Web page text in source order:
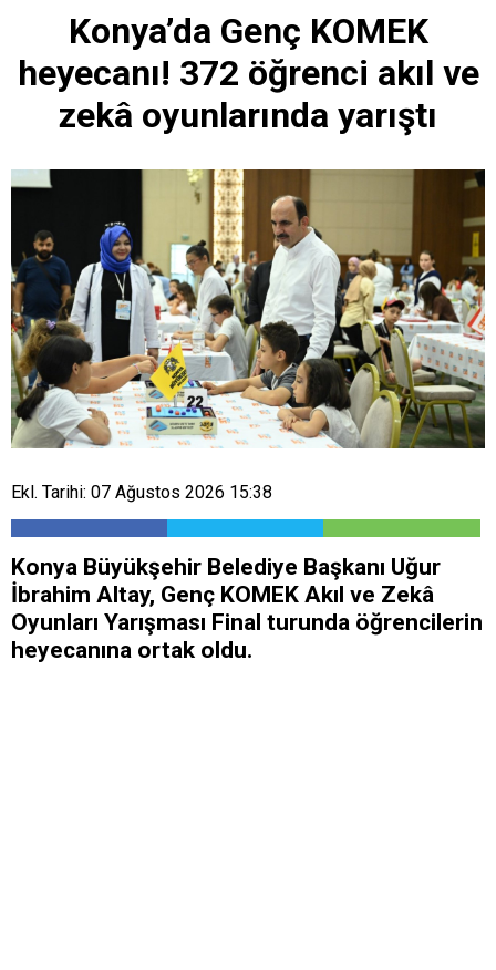
Konya’da Genç KOMEK
heyecanı! 372 öğrenci akıl ve
zekâ oyunlarında yarıştı
Ekl. Tarihi: 07 Ağustos 2026 15:38
Konya Büyükşehir Belediye Başkanı Uğur
İbrahim Altay, Genç KOMEK Akıl ve Zekâ
Oyunları Yarışması Final turunda öğrencilerin
heyecanına ortak oldu.